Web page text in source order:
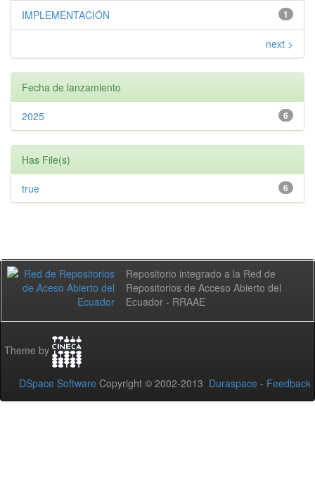
1
IMPLEMENTACIÓN
next >
Fecha de lanzamiento
6
2025
Has File(s)
6
true
Repositorio integrado a la Red de
Repositorios de Acceso Abierto del
Ecuador - RRAAE
Theme by
DSpace Software Copyright © 2002-2013 Duraspace - Feedback